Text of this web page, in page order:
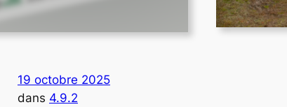
19 octobre 2025
dans 4.9.2